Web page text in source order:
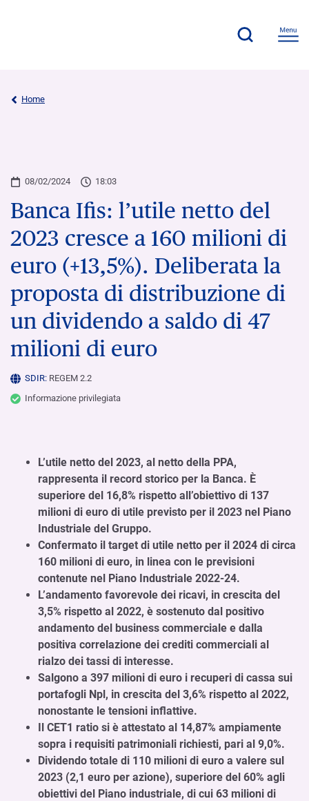
Home
08/02/2024 18:03
Banca Ifis: l’utile netto del
2023 cresce a 160 milioni di
euro (+13,5%). Deliberata la
proposta di distribuzione di
un dividendo a saldo di 47
milioni di euro
SDIR: REGEM 2.2
Informazione privilegiata
L’utile netto del 2023, al netto della PPA,
rappresenta il record storico per la Banca. È
superiore del 16,8% rispetto all’obiettivo di 137
milioni di euro di utile previsto per il 2023 nel Piano
Industriale del Gruppo.
Confermato il target di utile netto per il 2024 di circa
160 milioni di euro, in linea con le previsioni
contenute nel Piano Industriale 2022-24.
L’andamento favorevole dei ricavi, in crescita del
3,5% rispetto al 2022, è sostenuto dal positivo
andamento del business commerciale e dalla
positiva correlazione dei crediti commerciali al
rialzo dei tassi di interesse.
Salgono a 397 milioni di euro i recuperi di cassa sui
portafogli Npl, in crescita del 3,6% rispetto al 2022,
nonostante le tensioni inflattive.
Il CET1 ratio si è attestato al 14,87% ampiamente
sopra i requisiti patrimoniali richiesti, pari al 9,0%.
Dividendo totale di 110 milioni di euro a valere sul
2023 (2,1 euro per azione), superiore del 60% agli
obiettivi del Piano industriale, di cui 63 milioni di
×
×